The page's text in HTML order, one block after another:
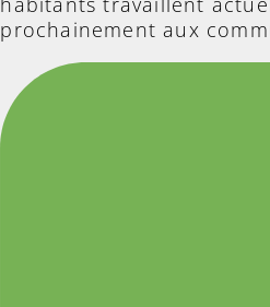
prochainement aux